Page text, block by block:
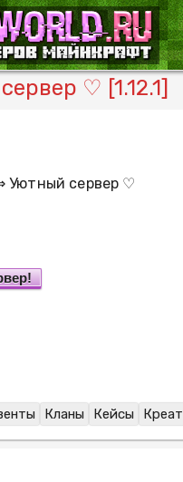
♡ [1.12.1]
Уютный сервер ♡
Кланы Кейсы